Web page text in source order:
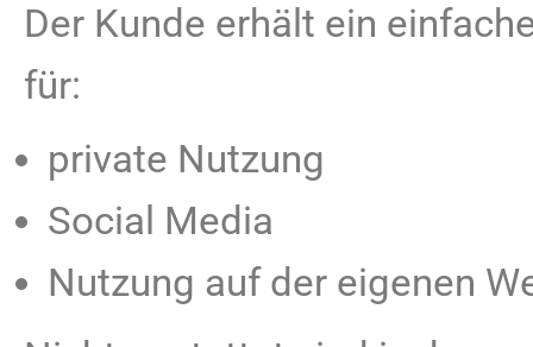
Der Kunde erhält ein
für:
private Nutzung
Social Media
Nutzung auf der eigenen